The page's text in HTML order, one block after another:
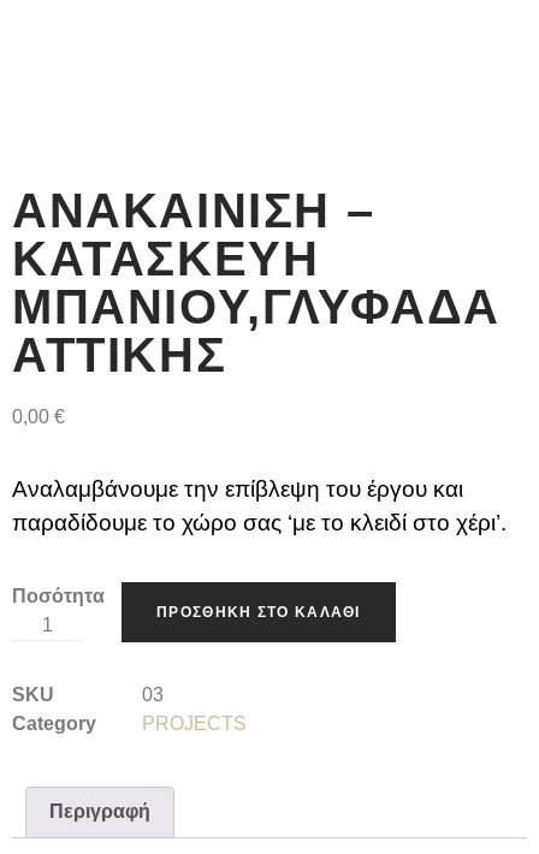
ΑΝΑΚΑΊΝΙΣΗ –
ΚΑΤΑΣΚΕΥΉ
ΜΠΆΝΙΟΥ,ΓΛΥΦΆΔΑ
ΑΤΤΙΚΉΣ
0,00 €
Αναλαμβάνουμε την επίβλεψη του έργου και
παραδίδουμε το χώρο σας ‘με το κλειδί στο χέρι’.
Ποσότητα
ΠΡΟΣΘΉΚΗ ΣΤΟ ΚΑΛΆΘΙ
SKU
03
Category
PROJECTS
Περιγραφή